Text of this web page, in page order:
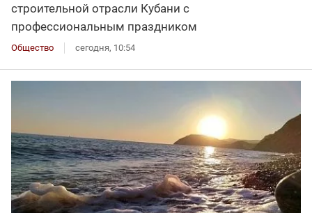
строительной отрасли Кубани с
профессиональным праздником
Общество сегодня, 10:54